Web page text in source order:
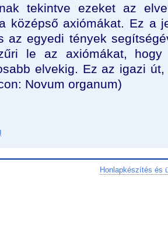
tekintve ezeket az
középső axiómákat. Ez a
az egyedi tények
le az axiómákat,
elvekig. Ez az igazi
Novum organum)
Honlapkészítés és